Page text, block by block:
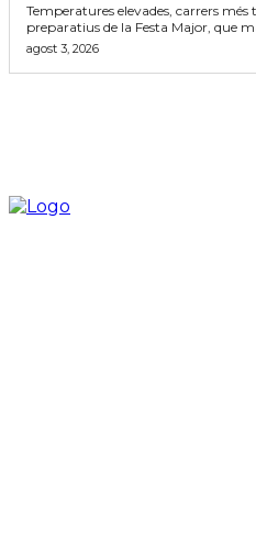
Temperatures elevades, carrers
preparatius de la Festa Major, que
agost 3, 2026